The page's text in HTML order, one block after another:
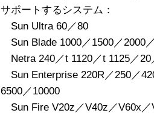
サポートするシステム：
Sun Ultra 60／80
Sun Blade 1000／1500／2000
Netra 240／t 1120／t 1125／20
Sun Enterprise 220R／250／
6500／10000
Sun Fire V20z／V40z／V60x／